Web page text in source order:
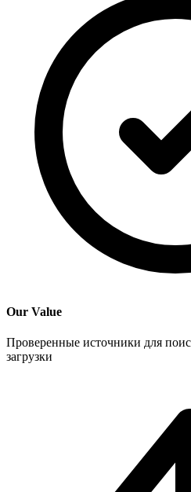
Our Value
Проверенные источники для
загрузки